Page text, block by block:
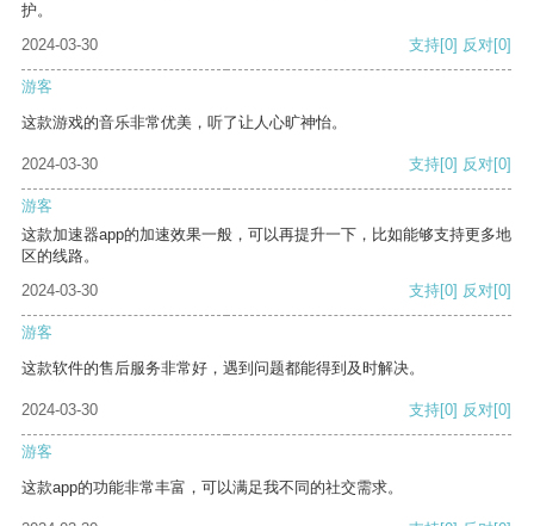
护。
2024-03-30
支持[0] 反对[0]
游客
这款游戏的音乐非常优美，听了让人心旷神怡。
2024-03-30 支持[0] 反对[0]
游客
这款加速器app的加速效果一般，可以再提升一下，比如能够支持更多地
区的线路。
2024-03-30
支持[0] 反对[0]
游客
这款软件的售后服务非常好，遇到问题都能得到及时解决。
2024-03-30 支持[0] 反对[0]
游客
这款app的功能非常丰富，可以满足我不同的社交需求。